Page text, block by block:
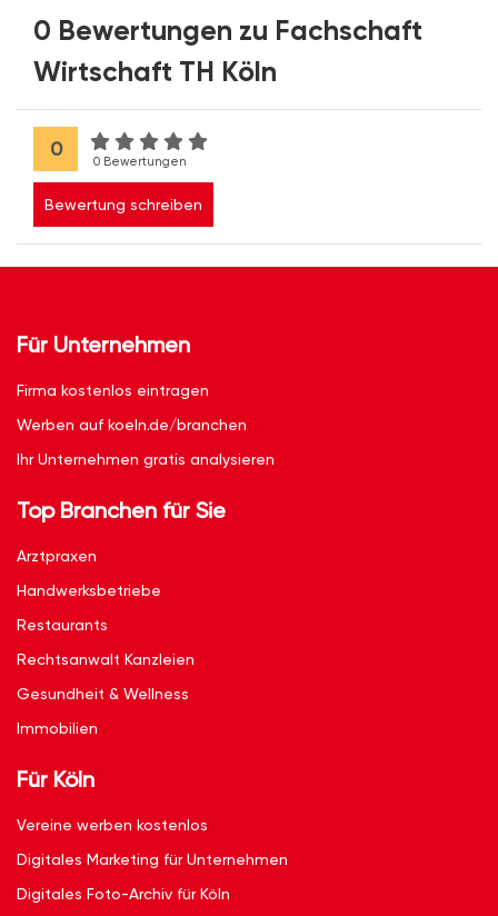
0 Bewertungen zu Fachschaft
Wirtschaft TH Köln
0
0 Bewertungen
Bewertung schreiben
Für Unternehmen
Firma kostenlos eintragen
Werben auf koeln.de/branchen
Ihr Unternehmen gratis analysieren
Top Branchen für Sie
Arztpraxen
Handwerksbetriebe
Restaurants
Rechtsanwalt Kanzleien
Gesundheit & Wellness
Immobilien
Für Köln
Vereine werben kostenlos
Digitales Marketing für Unternehmen
Digitales Foto-Archiv für Köln